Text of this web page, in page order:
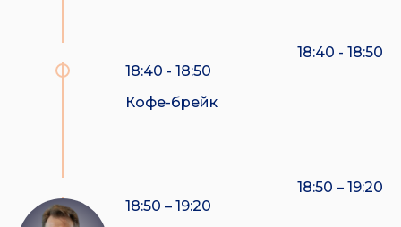
18:40 - 18:50
18:40 - 18:50
Кофе-брейк
18:50 – 19:20
18:50 – 19:20